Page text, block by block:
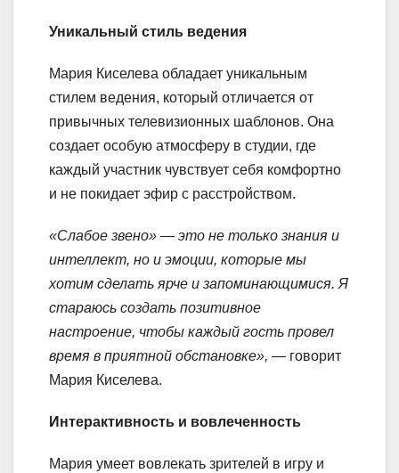
Уникальный стиль ведения
Мария Киселева обладает уникальным
стилем ведения, который отличается от
привычных телевизионных шаблонов. Она
создает особую атмосферу в студии, где
каждый участник чувствует себя комфортно
и не покидает эфир с расстройством.
«Слабое звено» — это не только знания и
интеллект, но и эмоции, которые мы
хотим сделать ярче и запоминающимися. Я
стараюсь создать позитивное
настроение, чтобы каждый гость провел
время в приятной обстановке», — говорит
Мария Киселева.
Интерактивность и вовлеченность
Мария умеет вовлекать зрителей в игру и